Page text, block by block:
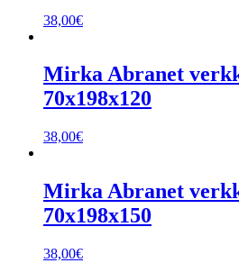
38,00€
Mirka Abranet
70x198x120
38,00€
Mirka Abranet
70x198x150
38,00€